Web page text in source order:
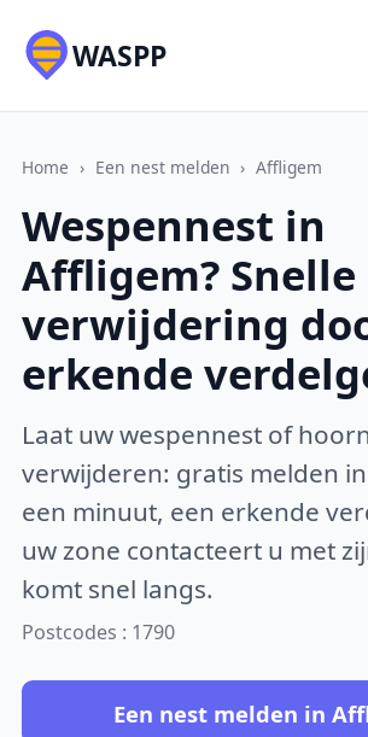
WASPP
Home › Een nest melden › Affligem
Wespennest in
Affligem? Snelle
verwijdering
erkende
Laat uw wespennest of
verwijderen: gratis melden
een minuut, een erkende
uw zone contacteert u met
komt snel langs.
Postcodes : 1790
Een nest melden in